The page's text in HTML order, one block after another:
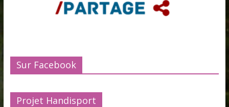
Sur Facebook
Projet Handisport